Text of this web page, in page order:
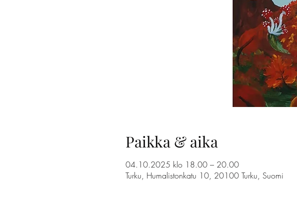
Paikka & aika
04.10.2025 klo 18.00 – 20.00
Turku, Humalistonkatu 10, 20100 Turku, Suomi